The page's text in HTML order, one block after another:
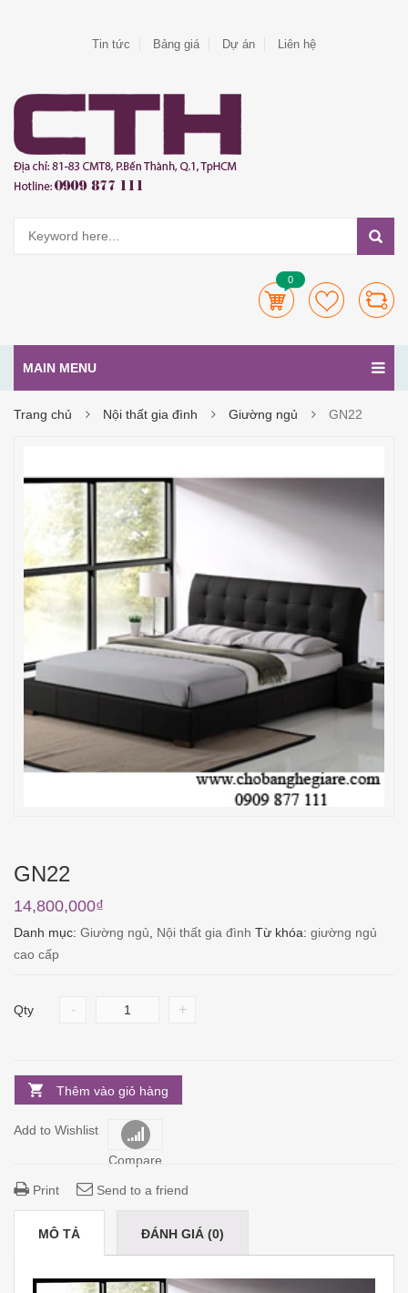
Tin tức Bảng giá Dự án Liên hệ
0
MAIN MENU
Trang chủ Nội thất gia đình Giường ngủ GN22
GN22
14,800,000₫
Danh mục: Giường ngủ Nội thất gia đình Từ khóa: giường ngủ
cao cấp
Qty - +
Thêm vào giỏ hàng
Add to Wishlist
Compare
Print Send to a friend
MÔ TẢ ĐÁNH GIÁ (0)